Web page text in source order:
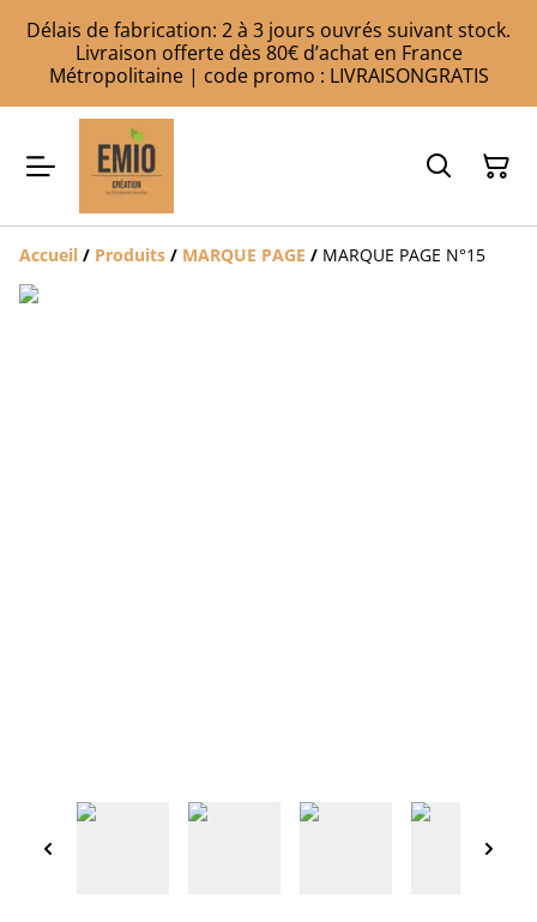
Délais de fabrication: 2 à 3 jours ouvrés suivant stock.
Livraison offerte dès 80€ d’achat en France
Métropolitaine | code promo : LIVRAISONGRATIS
Accueil / Produits / MARQUE PAGE / MARQUE PAGE N°15